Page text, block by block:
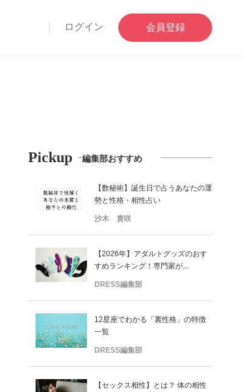
ログイン 会員登録
Pickup 編集部おすすめ
【数秘術】誕生日で占うあなたの運
勢と性格・相性占い
沙木 貴咲
【2026年】アダルトグッズのおす
すめランキング！専門家が...
DRESS編集部
12星座でわかる「裏性格」の特徴
一覧
DRESS編集部
【セックス相性】とは？ 体の相性